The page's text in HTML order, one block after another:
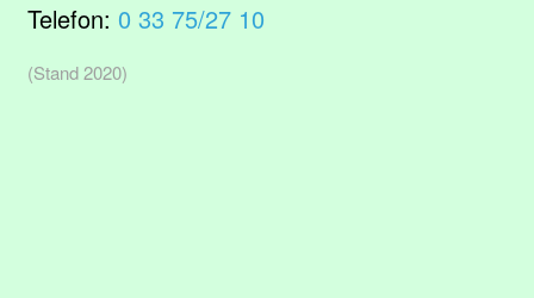
Telefon: 0 33 75/27 10
(Stand 2020)